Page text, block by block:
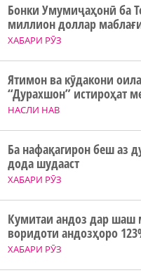
ХАБАРИ РӮЗ
Бонки Умумиҷаҳонӣ ба
миллион доллар
НАСЛИ НАВ
Ятимон ва кӯдакони
“Дурахшон” истироҳат
ХАБАРИ РӮЗ
Ба нафақагирон беш аз
дода шудааст
ХАБАРИ РӮЗ
Кумитаи андоз дар шаш
воридоти андозҳоро